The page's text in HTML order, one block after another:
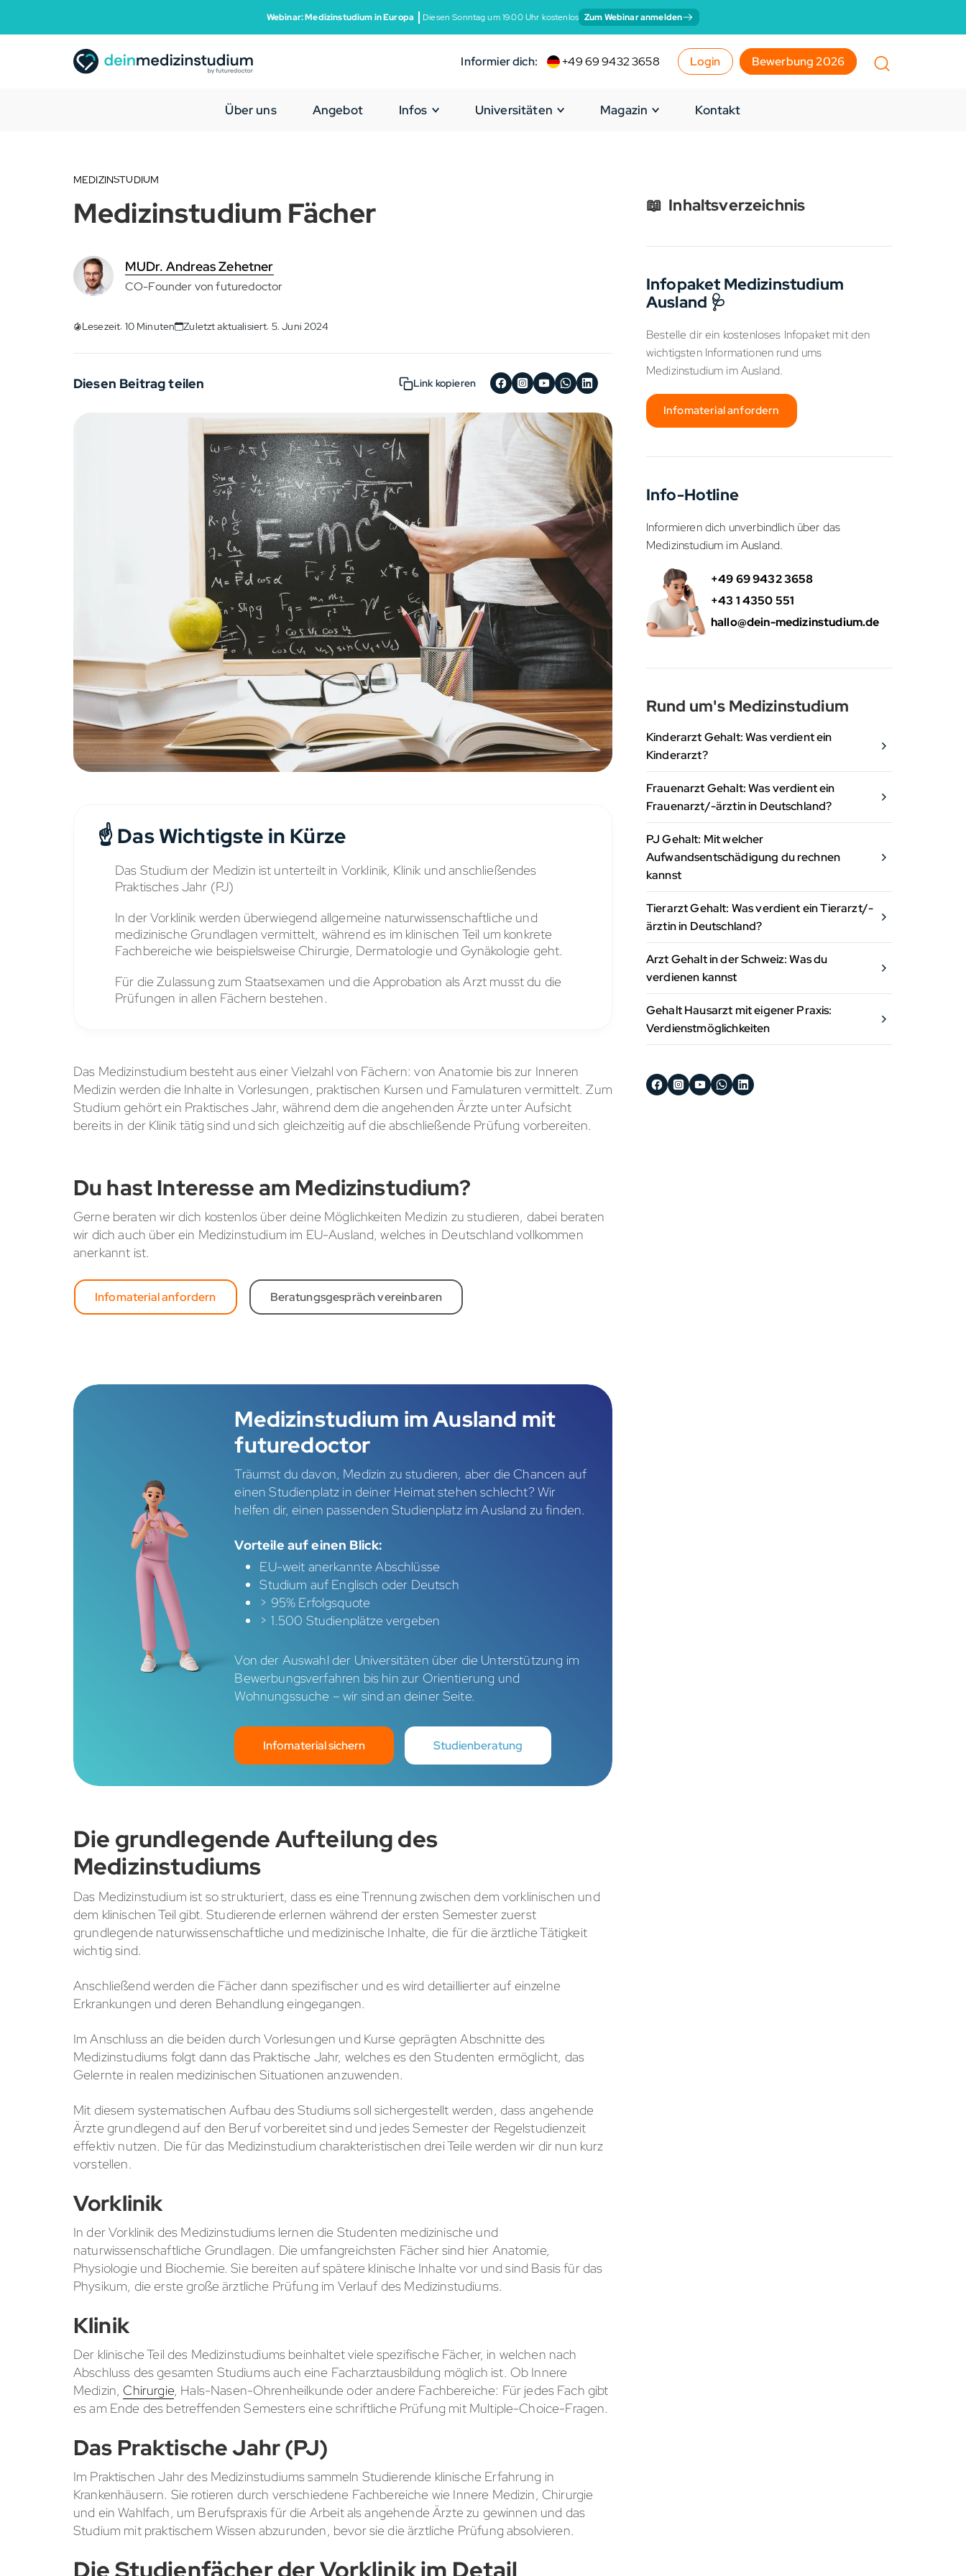
Webinar: Medizinstudium in Europa Diesen Sonntag um 19:00 Uhr kostenlos Zum Webinar anmelden
Informier dich: +49 69 9432 3658 Login Bewerbung 2026
Über uns Angebot Infos Universitäten Magazin Kontakt
MEDIZINSTUDIUM
Medizinstudium Fächer
MUDr. Andreas Zehetner
CO-Founder von futuredoctor
Lesezeit: 10 Minuten Zuletzt aktualisiert: 5. Juni 2024
Diesen Beitrag teilen Link kopieren
☝️ Das Wichtigste in Kürze
Das Studium der Medizin ist unterteilt in Vorklinik, Klinik und anschließendes
Praktisches Jahr (PJ)
In der Vorklinik werden überwiegend allgemeine naturwissenschaftliche und
medizinische Grundlagen vermittelt, während es im klinischen Teil um konkrete
Fachbereiche wie beispielsweise Chirurgie, Dermatologie und Gynäkologie geht.
Für die Zulassung zum Staatsexamen und die Approbation als Arzt musst du die
Prüfungen in allen Fächern bestehen.
Das Medizinstudium besteht aus einer Vielzahl von Fächern: von Anatomie bis zur Inneren
Medizin werden die Inhalte in Vorlesungen, praktischen Kursen und Famulaturen vermittelt. Zum
Studium gehört ein Praktisches Jahr, während dem die angehenden Ärzte unter Aufsicht
bereits in der Klinik tätig sind und sich gleichzeitig auf die abschließende Prüfung vorbereiten.
Du hast Interesse am Medizinstudium?
Gerne beraten wir dich kostenlos über deine Möglichkeiten Medizin zu studieren, dabei beraten
wir dich auch über ein Medizinstudium im EU-Ausland, welches in Deutschland vollkommen
anerkannt ist.
Infomaterial anfordern Beratungsgespräch vereinbaren
Medizinstudium im Ausland mit
futuredoctor
Träumst du davon, Medizin zu studieren, aber die Chancen auf
einen Studienplatz in deiner Heimat stehen schlecht? Wir
helfen dir, einen passenden Studienplatz im Ausland zu finden.
Vorteile auf einen Blick:
EU-weit anerkannte Abschlüsse
Studium auf Englisch oder Deutsch
> 95% Erfolgsquote
> 1.500 Studienplätze vergeben
Von der Auswahl der Universitäten über die Unterstützung im
Bewerbungsverfahren bis hin zur Orientierung und
Wohnungssuche – wir sind an deiner Seite.
Infomaterial sichern Studienberatung
Die grundlegende Aufteilung des
Medizinstudiums
Das Medizinstudium ist so strukturiert, dass es eine Trennung zwischen dem vorklinischen und
dem klinischen Teil gibt. Studierende erlernen während der ersten Semester zuerst
grundlegende naturwissenschaftliche und medizinische Inhalte, die für die ärztliche Tätigkeit
wichtig sind.
Anschließend werden die Fächer dann spezifischer und es wird detaillierter auf einzelne
Erkrankungen und deren Behandlung eingegangen.
Im Anschluss an die beiden durch Vorlesungen und Kurse geprägten Abschnitte des
Medizinstudiums folgt dann das Praktische Jahr, welches es den Studenten ermöglicht, das
Gelernte in realen medizinischen Situationen anzuwenden.
Mit diesem systematischen Aufbau des Studiums soll sichergestellt werden, dass angehende
Ärzte grundlegend auf den Beruf vorbereitet sind und jedes Semester der Regelstudienzeit
effektiv nutzen. Die für das Medizinstudium charakteristischen drei Teile werden wir dir nun kurz
vorstellen.
Vorklinik
In der Vorklinik des Medizinstudiums lernen die Studenten medizinische und
naturwissenschaftliche Grundlagen. Die umfangreichsten Fächer sind hier Anatomie,
Physiologie und Biochemie. Sie bereiten auf spätere klinische Inhalte vor und sind Basis für das
Physikum, die erste große ärztliche Prüfung im Verlauf des Medizinstudiums.
Klinik
Der klinische Teil des Medizinstudiums beinhaltet viele spezifische Fächer, in welchen nach
Abschluss des gesamten Studiums auch eine Facharztausbildung möglich ist. Ob Innere
Medizin,Chirurgie, Hals-Nasen-Ohrenheilkunde oder andere Fachbereiche: Für jedes Fach gibt
es am Ende des betreffenden Semesters eine schriftliche Prüfung mit Multiple-Choice-Fragen.
Das Praktische Jahr (PJ)
Im Praktischen Jahr des Medizinstudiums sammeln Studierende klinische Erfahrung in
Krankenhäusern. Sie rotieren durch verschiedene Fachbereiche wie Innere Medizin, Chirurgie
und ein Wahlfach, um Berufspraxis für die Arbeit als angehende Ärzte zu gewinnen und das
Studium mit praktischem Wissen abzurunden, bevor sie die ärztliche Prüfung absolvieren.
Die Studienfächer der Vorklinik im Detail
📖 Inhaltsverzeichnis
Infopaket Medizinstudium
Ausland 🩺
Bestelle dir ein kostenloses Infopaket mit den
wichtigsten Informationen rund ums
Medizinstudium im Ausland.
Infomaterial anfordern
Info-Hotline
Informieren dich unverbindlich über das
Medizinstudium im Ausland.
+49 69 9432 3658
+43 1 4350 551
hallo@dein-medizinstudium.de
Rund um's Medizinstudium
Kinderarzt Gehalt: Was verdient ein
Kinderarzt?
Frauenarzt Gehalt: Was verdient ein
Frauenarzt/-ärztin in Deutschland?
PJ Gehalt: Mit welcher
Aufwandsentschädigung du rechnen
kannst
Tierarzt Gehalt: Was verdient ein Tierarzt/-
ärztin in Deutschland?
Arzt Gehalt in der Schweiz: Was du
verdienen kannst
Gehalt Hausarzt mit eigener Praxis:
Verdienstmöglichkeiten